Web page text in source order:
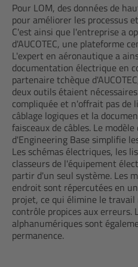
Pour LOM, des données de
pour améliorer les processus
C'est ainsi que l'entreprise a
d'AUCOTEC, une plateforme
L'expert en aéronautique a
documentation électrique en
partenaire tchèque
deux outils étaient
compliquée et n'offrait pas de
câblage logiques et la
faisceaux de câbles. Le
d'Engineering Base simplifie
Les schémas électriques, les
classeurs de l'équipement
partir d'un seul système. Les
endroit sont répercutées en
projet, ce qui élimine le
contrôle propices aux erreurs.
alphanumériques sont
permanence.